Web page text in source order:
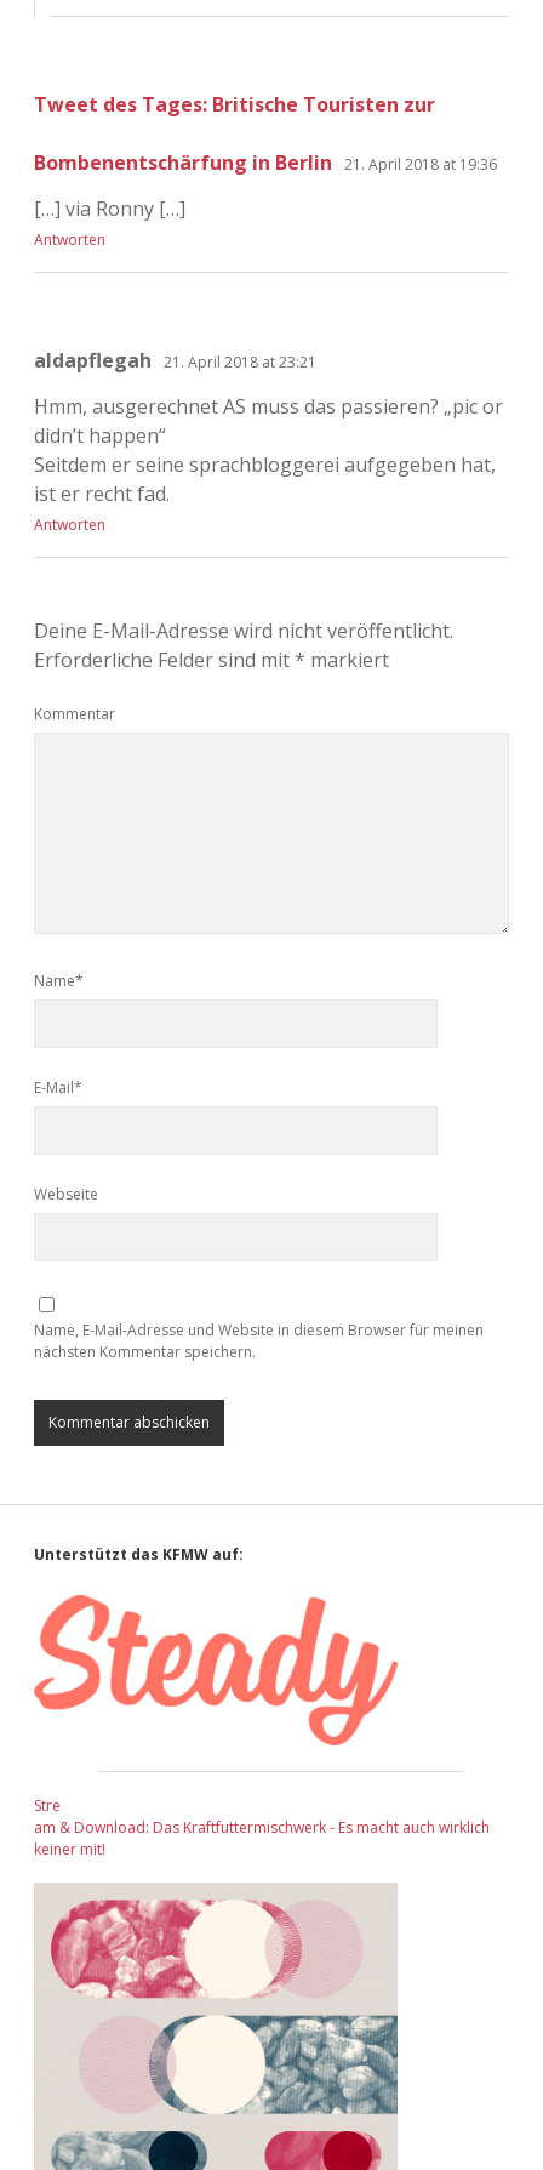
Tweet des Tages: Britische Touristen zur
Bombenentschärfung in Berlin 21. April 2018 at 19:36
[…] via Ronny […]
Antworten
aldapflegah 21. April 2018 at 23:21
Hmm, ausgerechnet AS muss das passieren? „pic or
didn’t happen“
Seitdem er seine sprachbloggerei aufgegeben hat,
ist er recht fad.
Antworten
Deine E-Mail-Adresse wird nicht veröffentlicht.
Erforderliche Felder sind mit* markiert
Kommentar
Name*
E-Mail*
Webseite
Name, E-Mail-Adresse und Website in diesem Browser für meinen
nächsten Kommentar speichern.
Sidebar
Unterstützt das KFMW auf:
Stre
am & Download: Das Kraftfuttermischwerk - Es macht auch wirklich
keiner mit!